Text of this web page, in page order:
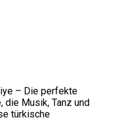
– Die perfekte
die Musik, Tanz und
türkische